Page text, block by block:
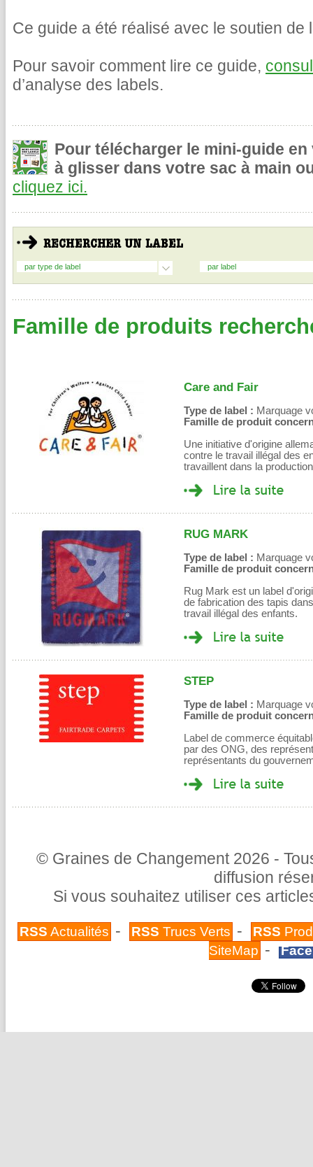
Ce guide a été réalisé avec le soutien de
Pour savoir comment lire ce guide,
d’analyse des labels.
Pour télécharger le mini-guide
à glisser dans votre sac à main
cliquez ici.
par type de label par label
Famille de produits
Care and Fair
Type de label : Marquage
Famille de produit
Une initiative d'origine
contre le travail illégal des
travaillent dans la
RUG MARK
Type de label : Marquage
Famille de produit
Rug Mark est un label
de fabrication des tapis
travail illégal des enfants.
STEP
Type de label : Marquage
Famille de produit
Label de commerce
par des ONG, des
représentants du
© Graines de Changement 2026 -
diffusion
Si vous souhaitez utiliser ces
RSS Actualités - RSS Trucs Verts - RSS
SiteMap -